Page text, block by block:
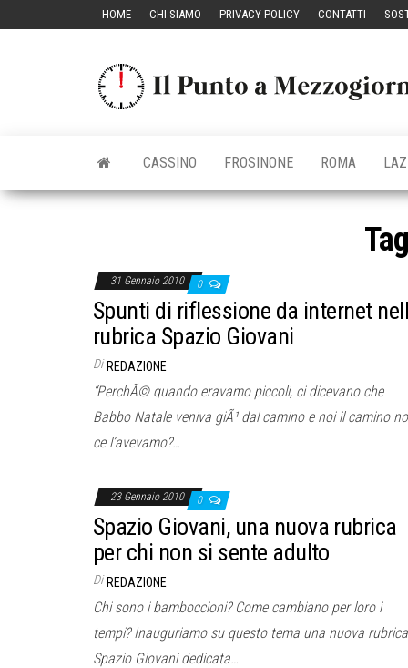
HOME CHI SIAMO PRIVACY POLICY CONTATTI
CASSINO FROSINONE ROMA
31 Gennaio 2010 0
Spunti di riflessione da internet
rubrica Spazio Giovani
Di REDAZIONE
“PerchÃ© quando eravamo piccoli, ci dicevano che
Babbo Natale veniva giÃ¹ dal camino e noi il camino
ce l’avevamo?…
23 Gennaio 2010 0
Spazio Giovani, una nuova rubrica
per chi non si sente adulto
Di REDAZIONE
Chi sono i bamboccioni? Come cambiano per loro i
tempi? Inauguriamo su questo tema una nuova rubrica
Spazio Giovani dedicata…